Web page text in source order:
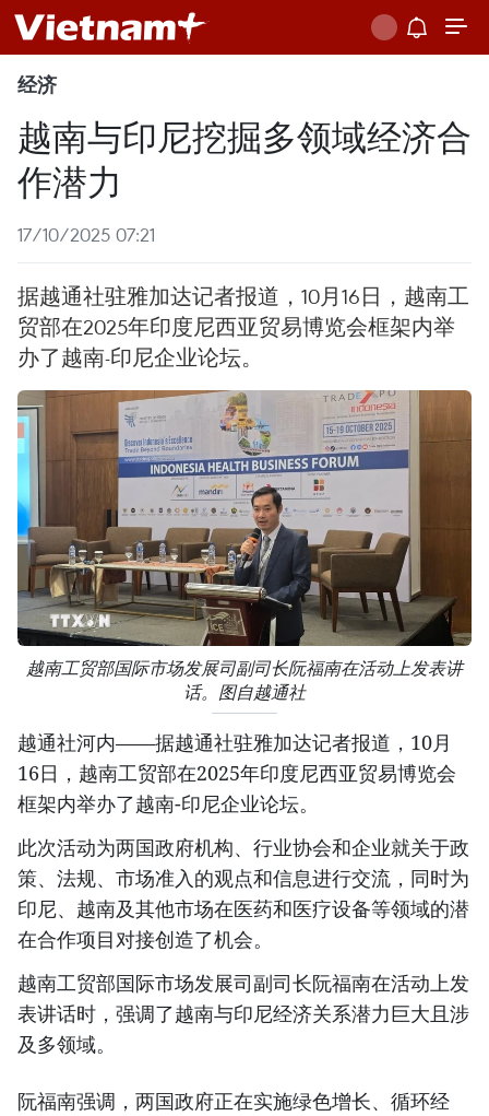
经济
越南与印尼挖掘多领域经济合
作潜力
17/10/2025 07:21
据越通社驻雅加达记者报道，10月16日，越南工
贸部在2025年印度尼西亚贸易博览会框架内举
办了越南-印尼企业论坛。
越南工贸部国际市场发展司副司长阮福南在活动上发表讲
话。图自越通社
越通社河内——据越通社驻雅加达记者报道，10月
16日，越南工贸部在2025年印度尼西亚贸易博览会
框架内举办了越南-印尼企业论坛。
此次活动为两国政府机构、行业协会和企业就关于政
策、法规、市场准入的观点和信息进行交流，同时为
印尼、越南及其他市场在医药和医疗设备等领域的潜
在合作项目对接创造了机会。
越南工贸部国际市场发展司副司长阮福南在活动上发
表讲话时，强调了越南与印尼经济关系潜力巨大且涉
及多领域。
阮福南强调，两国政府正在实施绿色增长、循环经